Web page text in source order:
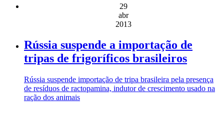
29
abr
2013
Rússia suspende a importação de
tripas de frigoríficos brasileiros
Rússia suspende importação de tripa brasileira pela presença
de resíduos de ractopamina, indutor de crescimento usado na
ração dos animais